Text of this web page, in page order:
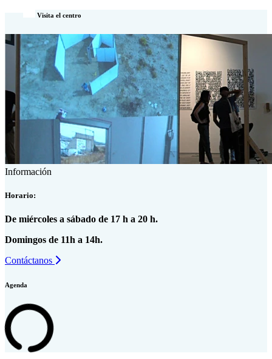
Visita el centro
Información
Horario:
De miércoles a sábado de 17 h a 20 h.
Domingos de 11h a 14h.
Contáctanos
Agenda